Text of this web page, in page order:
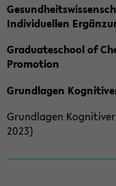
Individuellen
Graduateschool of
Promotion
Grundlagen
Grundlagen
2023)